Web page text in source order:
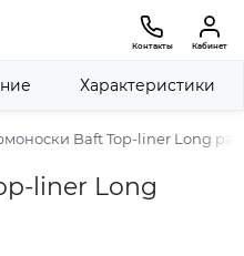
Контакты Кабинет
Baft Top-liner Long
liner Long
Характеристики